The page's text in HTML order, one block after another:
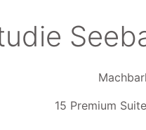
15 Premium